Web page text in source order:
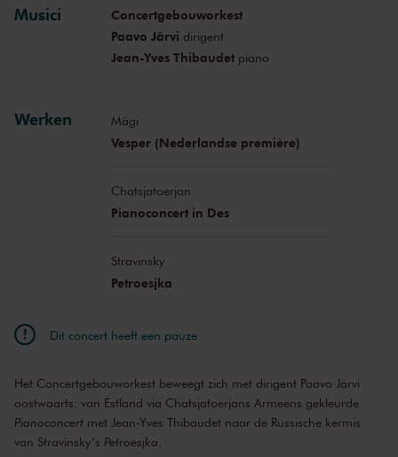
Musici
Concertgebouworkest
Paavo Järvi dirigent
Jean-Yves Thibaudetpiano
Werken Mägi
Vesper (Nederlandse première)
Chatsjatoerjan
Pianoconcert in Des
Stravinsky
Petroesjka
Dit concert heeft een pauze
Het Concertgebouworkest beweegt zich met dirigent Paavo Järvi
oostwaarts: van Estland via Chatsjatoerjans Armeens gekleurde
Pianoconcert met Jean-Yves Thibaudet naar de Russische kermis
van Stravinsky’s Petroesjka